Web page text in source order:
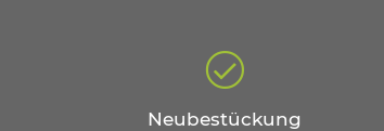
Neubestückung